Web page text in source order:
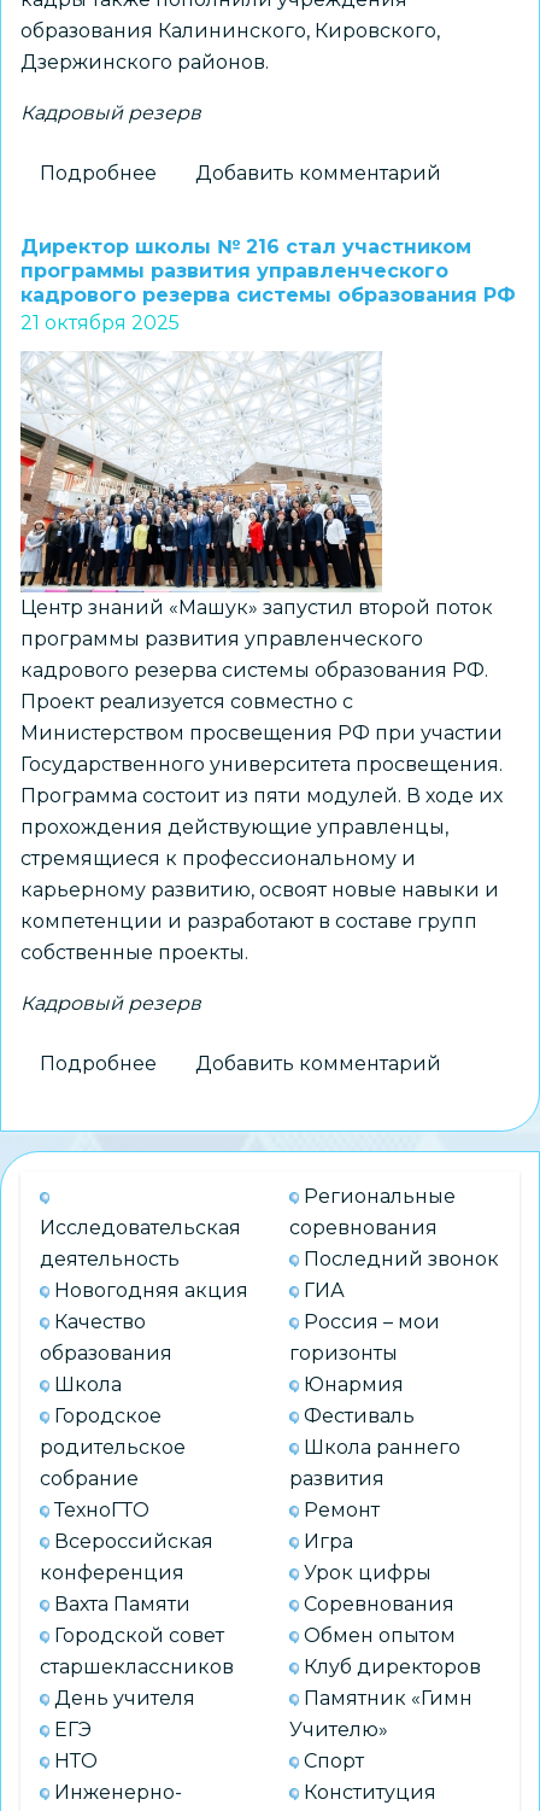
образования Калининского, Кировского,
Дзержинского районов.
Кадровый резерв
Подробнее
последние
три
года
в
Новосибирске
заметно
обновился
педагогический
состав:
количество
молодых
специалистов
стабильно
растет
Добавить комментарий
Директор школы № 216 стал участником
программы развития управленческого
кадрового резерва системы образования РФ
21 октября 2025
Центр знаний «Машук» запустил второй поток
программы развития управленческого
кадрового резерва системы образования РФ.
Проект реализуется совместно с
Министерством просвещения РФ при участии
Государственного университета просвещения.
Программа состоит из пяти модулей. В ходе их
прохождения действующие управленцы,
стремящиеся к профессиональному и
карьерному развитию, освоят новые навыки и
компетенции и разработают в составе групп
собственные проекты.
Кадровый резерв
Подробнее
школы
№
стал
участником
программы
управленческого
резерва
системы
Добавить комментарий
Исследовательская
деятельность
Новогодняя акция
Качество
образования
Школа
Городское
родительское
собрание
ТехноГТО
Всероссийская
конференция
Вахта Памяти
Городской совет
старшеклассников
День учителя
ЕГЭ
НТО
Инженерно-
Региональные
соревнования
Последний звонок
ГИА
Россия – мои
горизонты
Юнармия
Фестиваль
Школа раннего
развития
Ремонт
Игра
Урок цифры
Соревнования
Обмен опытом
Клуб директоров
Памятник «Гимн
Учителю»
Спорт
Конституция